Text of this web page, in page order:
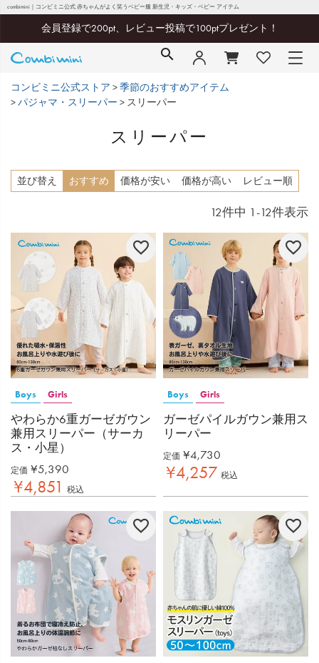
combimini｜コンビミニ公式 赤ちゃんがよく笑うベビー服 新生児・キッズ・ベビー アイテム
会員登録で200pt、レビュー投稿で100ptプレゼント！
コンビミニ公式ストア
季節のおすすめアイテム
パジャマ・スリーパー
スリーパー
スリーパー
並び替え おすすめ 価格が安い 価格が高い レビュー順
12件中 1 -12件表示
Boys Girls
やわらか6重ガーゼガウン
兼用スリーパー（サーカ
ス・小星）
定価 ¥5,390
¥4,851 税込
Boys Girls
ガーゼパイルガウン兼用ス
リーパー
定価 ¥4,730
¥4,257 税込